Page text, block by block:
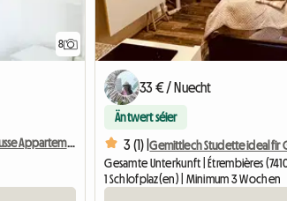
8
5 Suiten mat privaten Duschen an engem 120m2 grousse Appartement
33 € / Nuecht
Äntwert séier
3 (1) |Gemittlech Studette ideal fir
Gesamte Unterkunft | Étrembières
1 Schlofplaz(en) | Minimum 3 Wochen